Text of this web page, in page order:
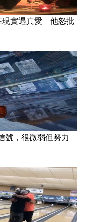
現實遇真愛 他怒批
號，很微弱但努力